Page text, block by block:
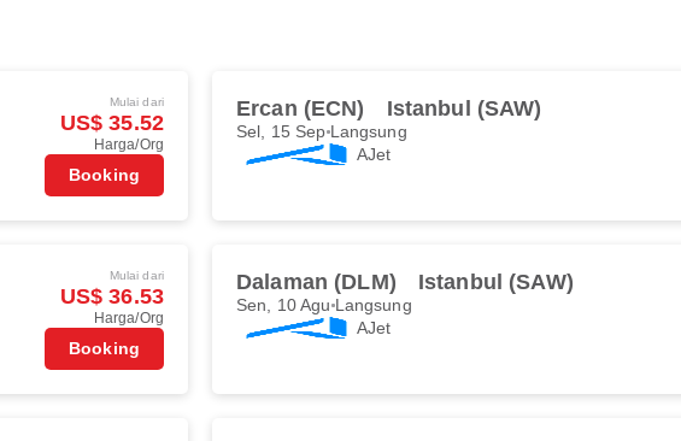
Mulai dari
US$ 35.52
Harga/Org
Booking
Ercan (ECN) Istanbul (SAW)
Sel, 15 Sep Langsung
AJet
Mulai dari
US$ 36.53
Harga/Org
Booking
Dalaman (DLM) Istanbul (SAW)
Sen, 10 Agu Langsung
AJet